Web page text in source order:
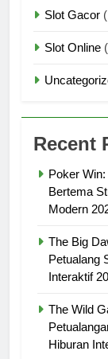
Slot Gacor
Slot Online
Recent
Poker
Bertema
Modern
The Big
Petualang
Interaktif
The Wild
Hiburan